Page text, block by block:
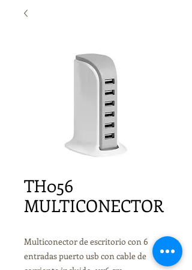
TH056
MULTICONECTOR
Multiconector de escritorio con 6
entradas puerto usb con cable de